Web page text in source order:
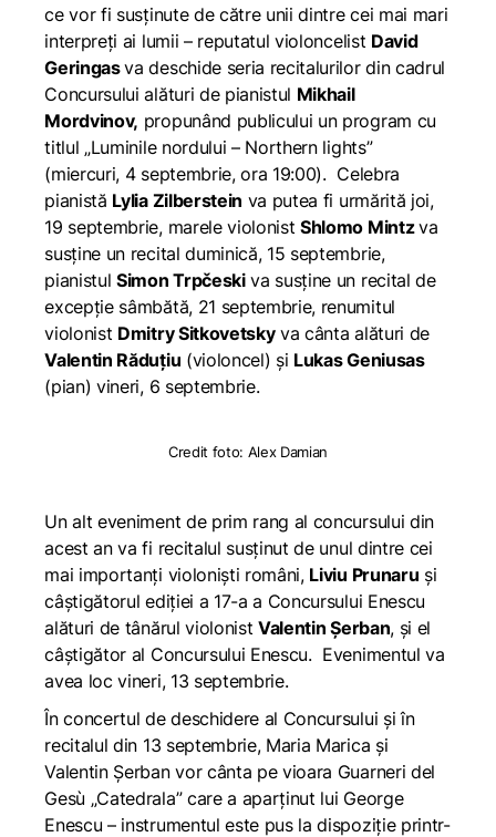
ce vor fi susținute de către unii dintre cei mai mari
interpreți ai lumii – reputatul violoncelist David
Geringasva deschide seria recitalurilor din cadrul
Concursului alături de pianistul Mikhail
Mordvinov, propunând publicului un program cu
titlul „Luminile nordului – Northern lights”
(miercuri, 4 septembrie, ora 19:00). Celebra
pianistă Lylia Zilberstein va putea fi urmărită joi,
19 septembrie, marele violonistShlomo Mintzva
susține un recital duminică, 15 septembrie,
pianistulSimon Trpčeskiva susține un recital de
excepție sâmbătă, 21 septembrie, renumitul
violonist Dmitry Sitkovetskyva cânta alături de
Valentin Răduțiu (violoncel) și Lukas Geniusas
(pian) vineri, 6 septembrie.
Credit foto: Alex Damian
Un alt eveniment de prim rang al concursului din
acest an va fi recitalul susținut de unul dintre cei
mai importanți violoniști români, Liviu Prunaru și
câștigătorul ediției a 17-a a Concursului Enescu
alături de tânărul violonistValentin Șerban, și el
câștigător al Concursului Enescu. Evenimentul va
avea loc vineri, 13 septembrie.
În concertul de deschidere al Concursului și în
recitalul din 13 septembrie, Maria Marica și
Valentin Șerban vor cânta pe vioara Guarneri del
Gesù „Catedrala” care a aparținut lui George
Enescu – instrumentul este pus la dispoziție printr-